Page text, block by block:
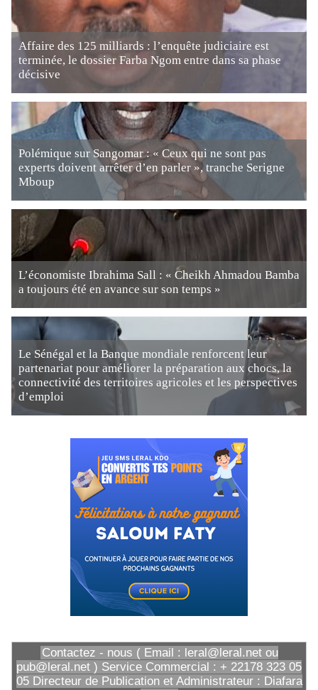
Affaire des 125 milliards : l’enquête judiciaire est
terminée, le dossier Farba Ngom entre dans sa phase
décisive
Polémique sur Sangomar : « Ceux qui ne sont pas
experts doivent arrêter d’en parler », tranche Serigne
Mboup
L’économiste Ibrahima Sall : « Cheikh Ahmadou Bamba
a toujours été en avance sur son temps »
Le Sénégal et la Banque mondiale renforcent leur
partenariat pour améliorer la préparation aux chocs, la
connectivité des territoires agricoles et les perspectives
d’emploi
Contactez - nous ( Email : leral@leral.net ou
pub@leral.net ) Service Commercial : + 22178 323 05
05 Directeur de Publication et Administrateur : Diafara